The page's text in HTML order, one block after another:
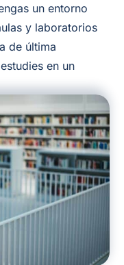
un entorno
y laboratorios
de última
en un